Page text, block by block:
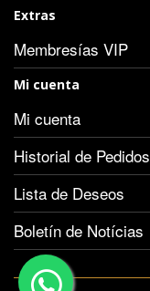
Extras
Membresías VIP
Mi cuenta
Mi cuenta
Historial de Pedidos
Lista de Deseos
Boletín de Notícias